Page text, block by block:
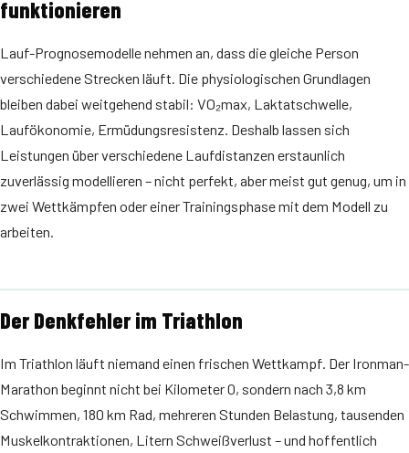
funktionieren
Lauf-Prognosemodelle nehmen an, dass die gleiche Person
verschiedene Strecken läuft. Die physiologischen Grundlagen
bleiben dabei weitgehend stabil: VO₂max, Laktatschwelle,
Laufökonomie, Ermüdungsresistenz. Deshalb lassen sich
Leistungen über verschiedene Laufdistanzen erstaunlich
zuverlässig modellieren – nicht perfekt, aber meist gut genug, um in
zwei Wettkämpfen oder einer Trainingsphase mit dem Modell zu
arbeiten.
Der Denkfehler im Triathlon
Im Triathlon läuft niemand einen frischen Wettkampf. Der Ironman-
Marathon beginnt nicht bei Kilometer 0, sondern nach 3,8 km
Schwimmen, 180 km Rad, mehreren Stunden Belastung, tausenden
Muskelkontraktionen, Litern Schweißverlust – und hoffentlich